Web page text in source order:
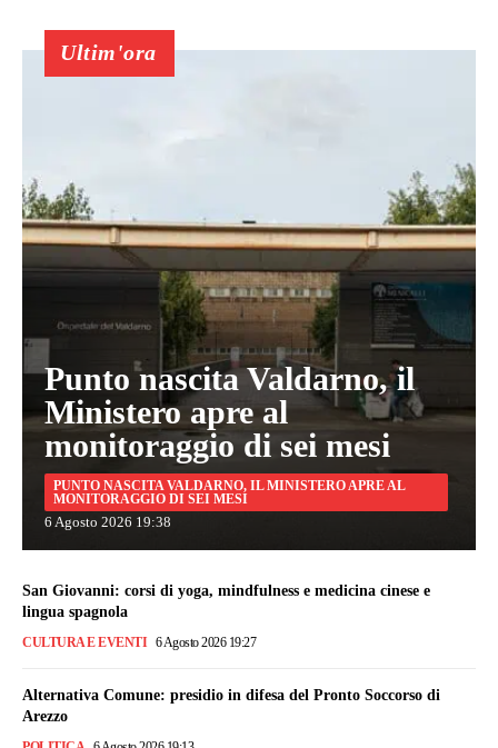
Ultim'ora
Punto nascita Valdarno, il
Ministero apre al
monitoraggio di sei mesi
PUNTO NASCITA VALDARNO, IL MINISTERO APRE AL
MONITORAGGIO DI SEI MESI
6 Agosto 2026 19:38
San Giovanni: corsi di yoga, mindfulness e medicina cinese e
lingua spagnola
CULTURA E EVENTI 6 Agosto 2026 19:27
Alternativa Comune: presidio in difesa del Pronto Soccorso di
Arezzo